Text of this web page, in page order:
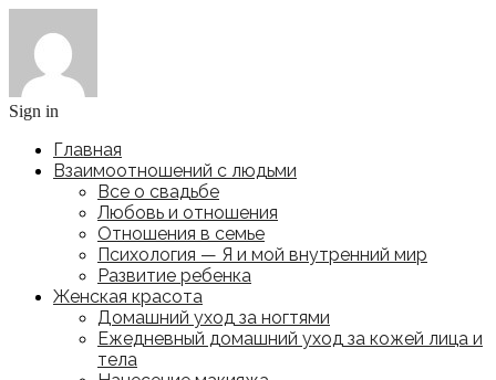
Sign in
Главная
Взаимоотношений с людьми
Все о свадьбе
Любовь и отношения
Отношения в семье
Психология — Я и мой внутренний мир
Развитие ребенка
Женская красота
Домашний уход за ногтями
Ежедневный домашний уход за кожей лица и
тела